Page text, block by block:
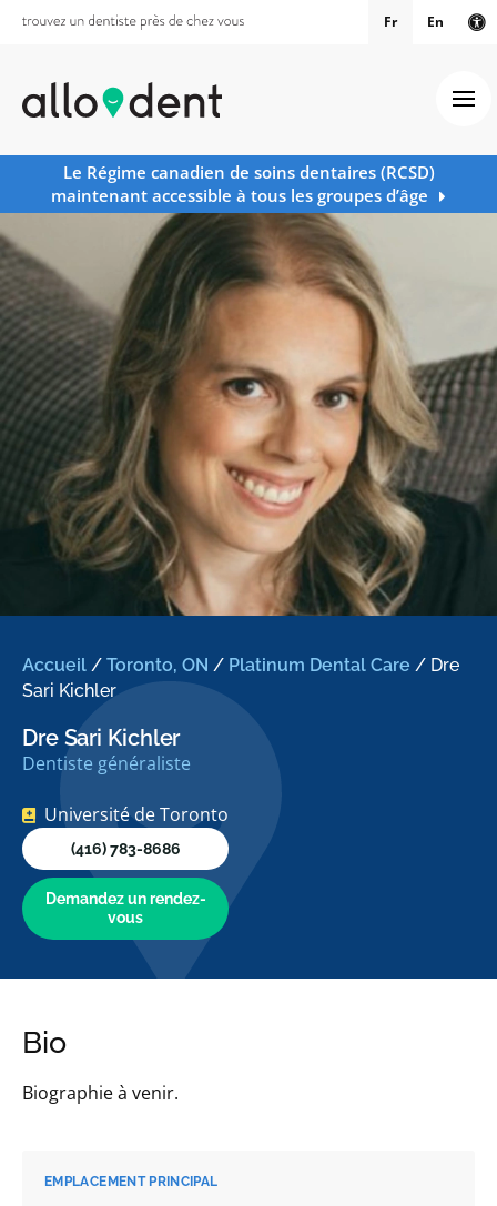
Fr En
Le Régime canadien de soins dentaires (RCSD)
maintenant accessible à tous les groupes d’âge
Accueil / Toronto, ON / Platinum Dental Care / Dre
Sari Kichler
Dre Sari Kichler
Dentiste généraliste
Université de Toronto
(416) 783-8686
Demandez un rendez-
vous
EMPLACEMENT PRINCIPAL
Bio
Biographie à venir.